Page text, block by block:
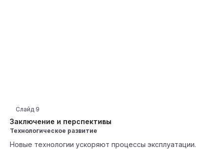
Заключение и перспективы
Слайд 9
Технологическое развитие
Новые технологии ускоряют процессы эксплуатации.